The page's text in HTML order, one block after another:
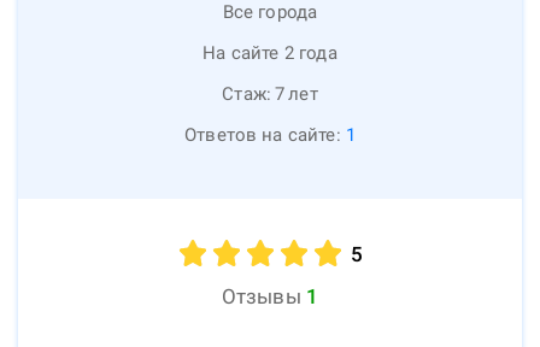
Все города
На сайте 2 года
Стаж: 7лет
Ответов на сайте: 1
5
Отзывы 1